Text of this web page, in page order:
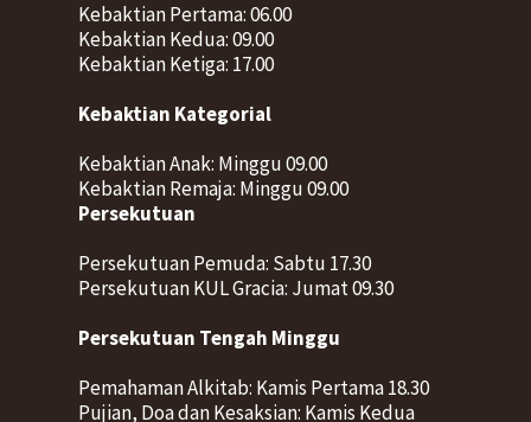
Kebaktian Pertama: 06.00
Kebaktian Kedua: 09.00
Kebaktian Ketiga: 17.00
Kebaktian Kategorial
Kebaktian Anak: Minggu 09.00
Kebaktian Remaja: Minggu 09.00
Persekutuan
Persekutuan Pemuda: Sabtu 17.30
Persekutuan KUL Gracia: Jumat 09.30
Persekutuan Tengah Minggu
Pemahaman Alkitab: Kamis Pertama 18.30
Pujian, Doa dan Kesaksian: Kamis Kedua